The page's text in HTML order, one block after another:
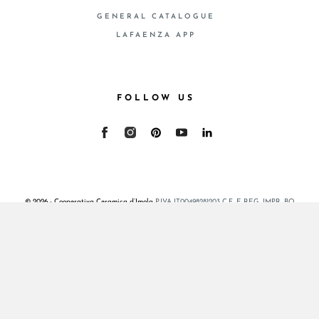
GENERAL CATALOGUE
LAFAENZA APP
FOLLOW US
© 2026 - Cooperativa Ceramica d’Imola P.IVA IT00498281203 C.F. E REG. IMPR. BO